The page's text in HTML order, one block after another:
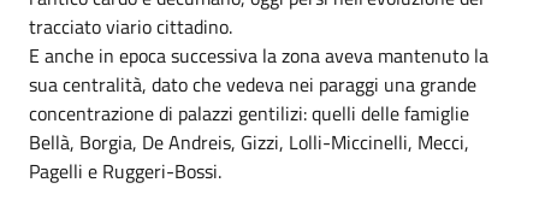
tracciato viario cittadino.
E anche in epoca successiva la zona aveva mantenuto la
sua centralità, dato che vedeva nei paraggi una grande
concentrazione di palazzi gentilizi: quelli delle famiglie
Bellà, Borgia, De Andreis, Gizzi, Lolli-Miccinelli, Mecci,
Pagelli e Ruggeri-Bossi.